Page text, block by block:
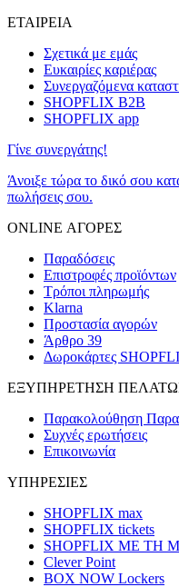
ΕΤΑΙΡΕΙΑ
Σχετικά με εμάς
Ευκαιρίες καριέρας
Συνεργαζόμενα
SHOPFLIX B2B
SHOPFLIX app
Γίνε συνεργάτης!
Άνοιξε τώρα το δικό σου
πωλήσεις σου.
ONLINE ΑΓΟΡΕΣ
Παραδόσεις
Επιστροφές προϊόντων
Τρόποι πληρωμής
Klarna
Προστασία αγορών
Άρθρο 39
Δωροκάρτες
ΕΞΥΠΗΡΕΤΗΣΗ
Παρακολούθηση
Συχνές ερωτήσεις
Επικοινωνία
ΥΠΗΡΕΣΙΕΣ
SHOPFLIX max
SHOPFLIX tickets
SHOPFLIX ΜΕ ΤΗ
Clever Point
BOX NOW Lockers